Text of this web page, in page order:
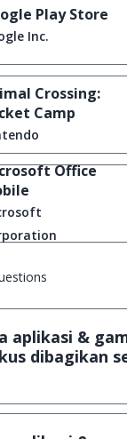
Play Store
Inc.
Crossing:
Camp
Office
aplikasi &
dibagikan
membagikan